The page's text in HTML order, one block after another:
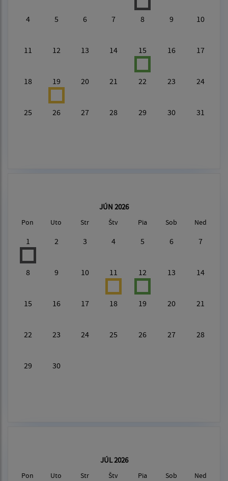
4 5 6 7 8 9 10
11 12 13 14 15 16 17
18 19 20 21 22 23 24
25 26 27 28 29 30 31
JÚN 2026
Pon Uto Str Štv Pia Sob Ned
1 2 3 4 5 6 7
8 9 10 11 12 13 14
15 16 17 18 19 20 21
22 23 24 25 26 27 28
29 30
JÚL 2026
Pon Uto Str Štv Pia Sob Ned